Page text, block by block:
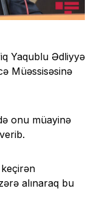
Yaqublu Ədliyyə
Müəssisəsinə
onu müayinə
keçirən
alınaraq bu